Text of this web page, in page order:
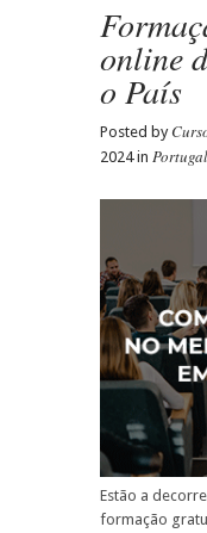
online
o País
Posted by
2024 in
Estão a
formação